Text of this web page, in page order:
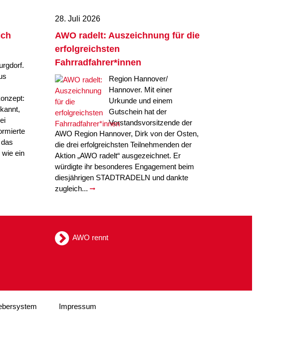
wie ein
28. Juli 2026
AWO radelt: Auszeichnung für die
erfolgreichsten
Fahrradfahrer*innen
Region Hannover/
Hannover. Mit einer
Urkunde und einem
Gutschein hat der
Vorstandsvorsitzende der
AWO Region Hannover, Dirk von der Osten,
die drei erfolgreichsten Teilnehmenden der
Aktion „AWO radelt“ ausgezeichnet. Er
würdigte ihr besonderes Engagement beim
diesjährigen STADTRADELN und dankte
zugleich...
AWO rennt
Impressum